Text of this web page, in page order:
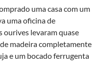
uma casa com um
uma oficina de
levaram quase
madeira completamente
e um bocado ferrugenta